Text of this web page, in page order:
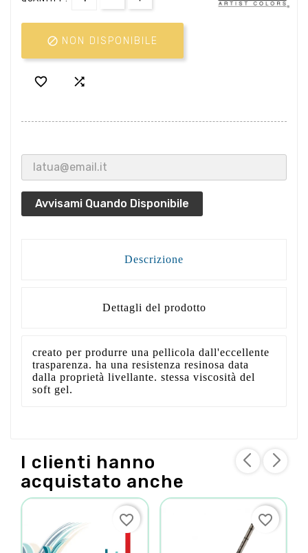
 NON DISPONIBILE
 
Avvisami Quando Disponibile
Descrizione
Dettagli del prodotto
creato per produrre una pellicola dall'eccellente
trasparenza. ha una resistenza resinosa data
dalla proprietà livellante. stessa viscosità del
soft gel.
I clienti hanno
acquistato anche
favorite_border favorite_border